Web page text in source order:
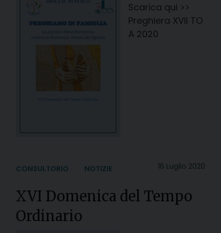
Scarica qui >>
Preghiera XVII TO
A 2020
16 Luglio 2020
CONSULTORIO NOTIZIE
XVI Domenica del Tempo
Ordinario